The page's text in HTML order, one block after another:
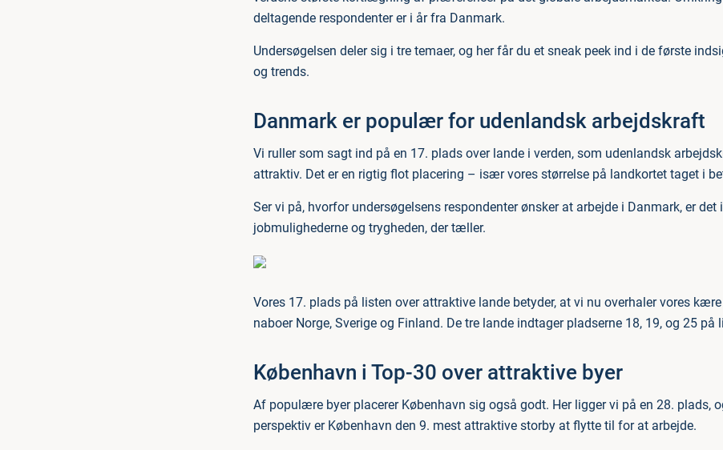
deltagende respondenter er i år fra Danmark.
Undersøgelsen deler sig i tre temaer, og her får du et sneak peek ind i de første
og trends.
Danmark er populær for udenlandsk arbejdskraft
Vi ruller som sagt ind på en 17. plads over lande i verden, som udenlandsk
attraktiv. Det er en rigtig flot placering – især vores størrelse på landkortet taget i
Ser vi på, hvorfor undersøgelsens respondenter ønsker at arbejde i Danmark, er
jobmulighederne og trygheden, der tæller.
Vores 17. plads på listen over attraktive lande betyder, at vi nu overhaler vores
naboer Norge, Sverige og Finland. De tre lande indtager pladserne 18, 19, og 25 på
København i Top-30 over attraktive byer
Af populære byer placerer København sig også godt. Her ligger vi på en 28. plads,
perspektiv er København den 9. mest attraktive storby at flytte til for at arbejde.